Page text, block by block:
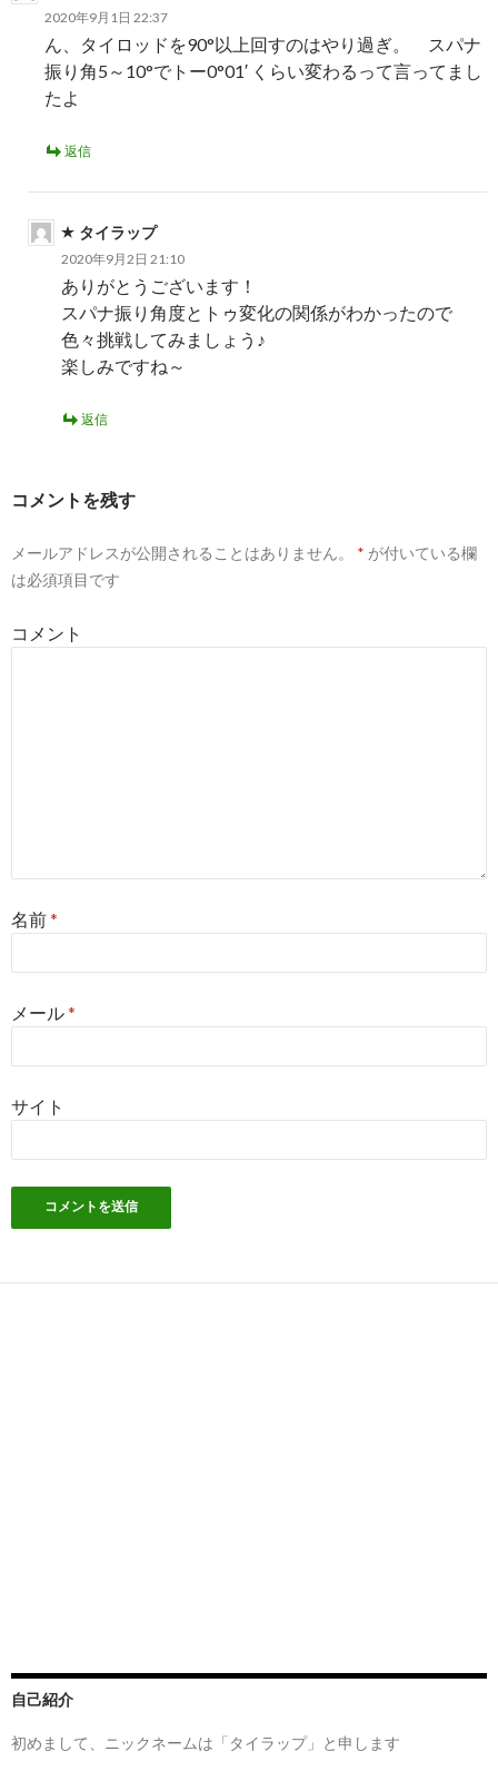
ョ 2020年9月1日 22:37
ん、タイロッドを90°以上回すのはやり過ぎ。 スパナ
振り角5～10°でトー0°01′ くらい変わるって言ってまし
たよ
返信
タイラップ
2020年9月2日 21:10
ありがとうございます！
スパナ振り角度とトゥ変化の関係がわかったので
色々挑戦してみましょう♪
楽しみですね～
返信
コメントを残す
メールアドレスが公開されることはありません。 * が付いている欄
は必須項目です
コメント
名前*
メール*
サイト
自己紹介
初めまして、ニックネームは「タイラップ」と申します